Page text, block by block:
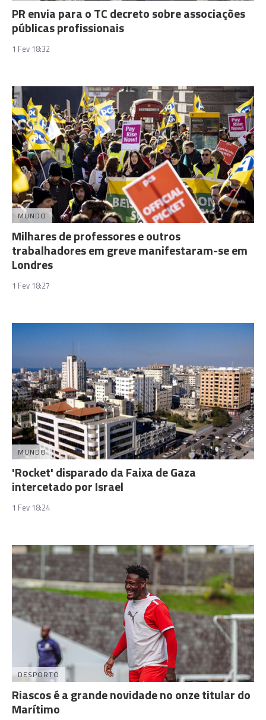
PR envia para o TC decreto sobre associações
públicas profissionais
1 Fev 18:32
MUNDO
Milhares de professores e outros
trabalhadores em greve manifestaram-se em
Londres
1 Fev 18:27
MUNDO
'Rocket' disparado da Faixa de Gaza
intercetado por Israel
1 Fev 18:24
DESPORTO
Riascos é a grande novidade no onze titular do
Marítimo